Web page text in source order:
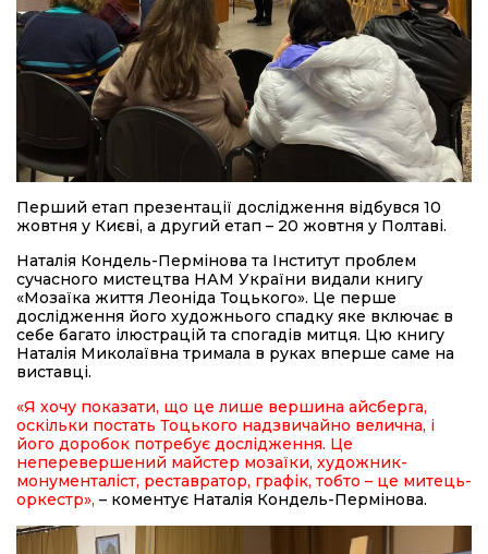
Перший етап презентації дослідження відбувся 10
жовтня у Києві, а другий етап – 20 жовтня у Полтаві.
Наталія Кондель-Пермінова та Інститут проблем
сучасного мистецтва НАМ України видали книгу
«Мозаїка життя Леоніда Тоцького». Це перше
дослідження його художнього спадку яке включає в
себе багато ілюстрацій та спогадів митця. Цю книгу
Наталія Миколаївна тримала в руках вперше саме на
виставці.
«Я хочу показати, що це лише вершина айсберга,
оскільки постать Тоцького надзвичайно велична, і
його доробок потребує дослідження. Це
неперевершений майстер мозаїки, художник-
монументаліст, реставратор, графік, тобто – це митець-
оркестр», – коментує Наталія Кондель-Пермінова.